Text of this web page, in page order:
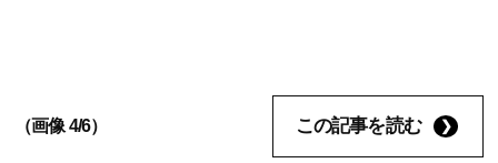
（画像 4/6） この記事を読む